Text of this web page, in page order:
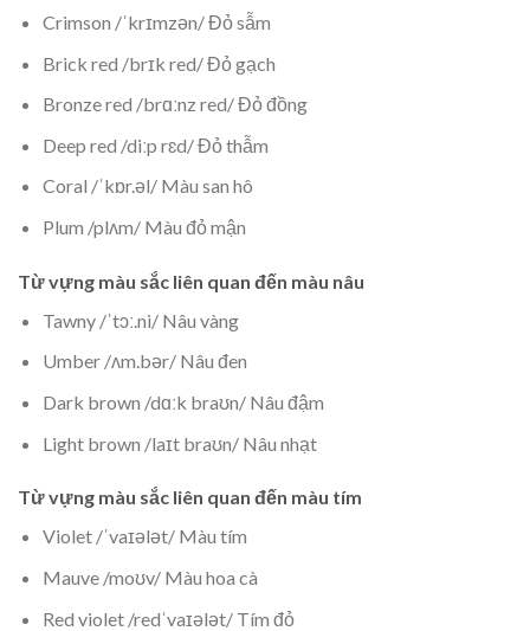
Crimson /ˈkrɪmzən/ Đỏ sẫm
Brick red /brɪk red/ Đỏ gạch
Bronze red /brɑːnz red/ Đỏ đồng
Deep red /diːp rɛd/ Đỏ thẫm
Coral /ˈkɒr.əl/ Màu san hô
Plum /plʌm/ Màu đỏ mận
Từ vựng màu sắc liên quan đến màu nâu
Tawny /ˈtɔː.ni/ Nâu vàng
Umber /ʌm.bər/ Nâu đen
Dark brown /dɑːk braʊn/ Nâu đậm
Light brown /laɪt braʊn/ Nâu nhạt
Từ vựng màu sắc liên quan đến màu tím
Violet /ˈvaɪələt/ Màu tím
Mauve /moʊv/ Màu hoa cà
Red violet /redˈvaɪələt/ Tím đỏ